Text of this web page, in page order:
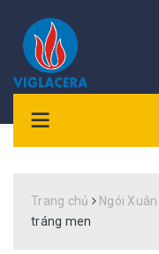
Trang chủ Ngói
tráng men